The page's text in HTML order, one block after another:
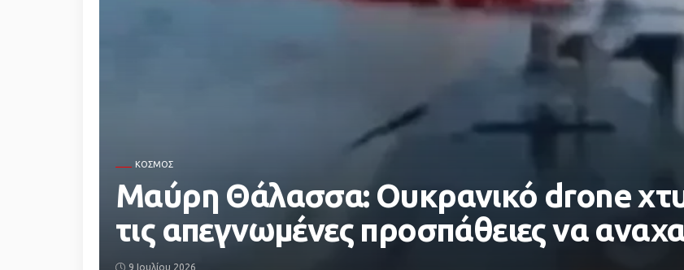
ΚΌΣΜΟΣ
Μαύρη Θάλασσα: Ουκρανικό drone
τις απεγνωμένες προσπάθειες να
9 Ιουλίου 2026